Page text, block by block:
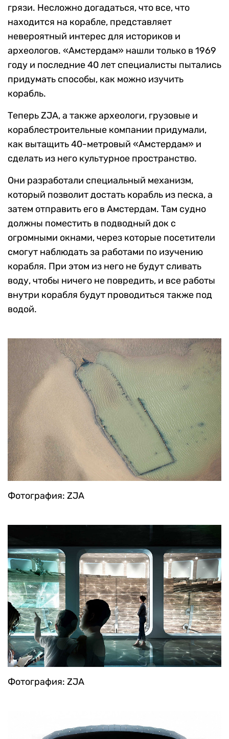
грязи. Несложно догадаться, что все, что
находится на корабле, представляет
невероятный интерес для историков и
археологов. «Амстердам» нашли только в 1969
году и последние 40 лет специалисты пытались
придумать способы, как можно изучить
корабль.
Теперь ZJA, а также археологи, грузовые и
кораблестроительные компании придумали,
как вытащить 40-метровый «Амстердам» и
сделать из него культурное пространство.
Они разработали специальный механизм,
который позволит достать корабль из песка, а
затем отправить его в Амстердам. Там судно
должны поместить в подводный док с
огромными окнами, через которые посетители
смогут наблюдать за работами по изучению
корабля. При этом из него не будут сливать
воду, чтобы ничего не повредить, и все работы
внутри корабля будут проводиться также под
водой.
Фотография: ZJA
Фотография: ZJA